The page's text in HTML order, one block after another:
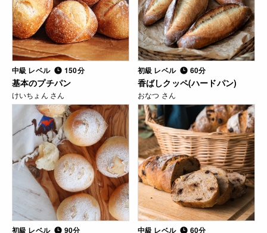
中級 レベル 150分
基本のプチパン
けいちょん さん
初級 レベル 60分
香ばしクッペ(ハードパン)
おなつ さん
初級 レベル 90分 中級 レベル 60分